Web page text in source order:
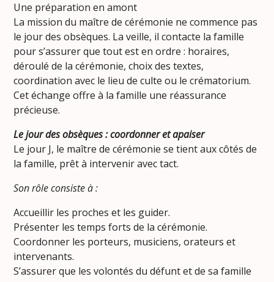
Une préparation en amont
La mission du maître de cérémonie ne commence pas
le jour des obsèques. La veille, il contacte la famille
pour s’assurer que tout est en ordre : horaires,
déroulé de la cérémonie, choix des textes,
coordination avec le lieu de culte ou le crématorium.
Cet échange offre à la famille une réassurance
précieuse.
Le jour des obsèques : coordonner et apaiser
Le jour J, le maître de cérémonie se tient aux côtés de
la famille, prêt à intervenir avec tact.
Son rôle consiste à :
Accueillir les proches et les guider.
Présenter les temps forts de la cérémonie.
Coordonner les porteurs, musiciens, orateurs et
intervenants.
S’assurer que les volontés du défunt et de sa famille